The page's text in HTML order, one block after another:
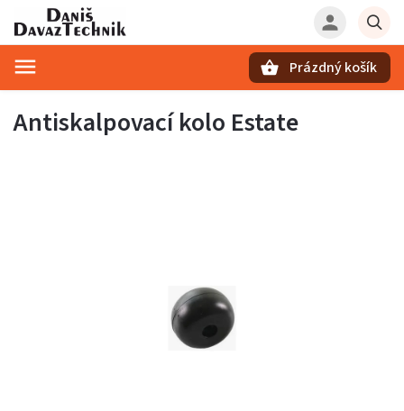
Prázdný košík
Antiskalpovací kolo Estate